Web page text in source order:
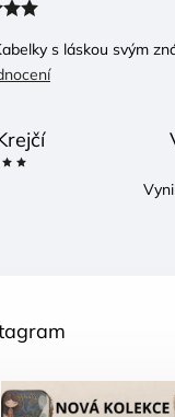
s láskou svým